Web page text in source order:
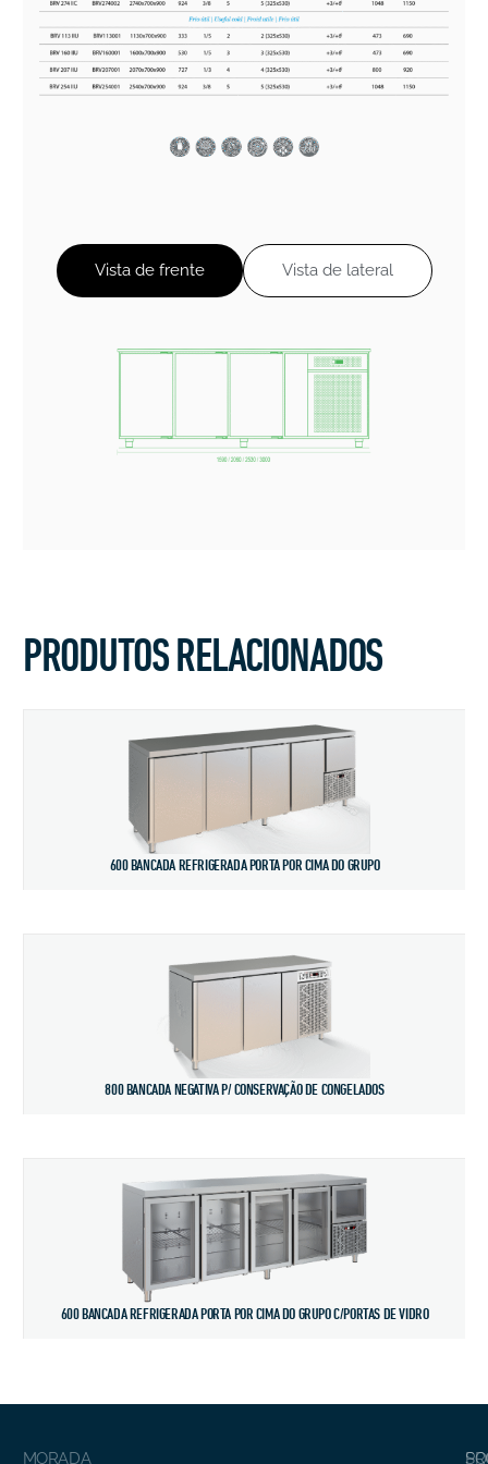
Vista de frente Vista de lateral
PRODUTOS RELACIONADOS
600 BANCADA REFRIGERADA PORTA POR CIMA DO GRUPO
800 BANCADA NEGATIVA P/ CONSERVAÇÃO DE CONGELADOS
600 BANCADA REFRIGERADA PORTA POR CIMA DO GRUPO C/PORTAS DE VIDRO
MORADA